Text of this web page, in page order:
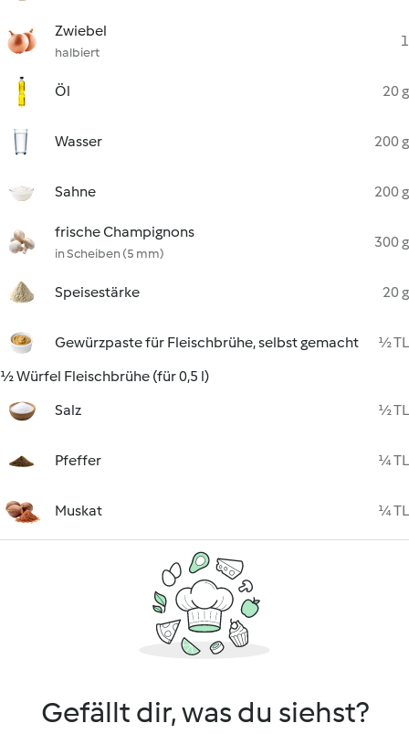
Zwiebel
halbiert
1
Öl 20 g
Wasser 200 g
Sahne 200 g
frische Champignons
in Scheiben (5 mm)
300 g
Speisestärke 20 g
Gewürzpaste für Fleischbrühe, selbst gemacht
½ TL
½ Würfel Fleischbrühe (für 0,5 l)
Salz
½ TL
Pfeffer ¼ TL
Muskat ¼ TL
Gefällt dir, was du siehst?